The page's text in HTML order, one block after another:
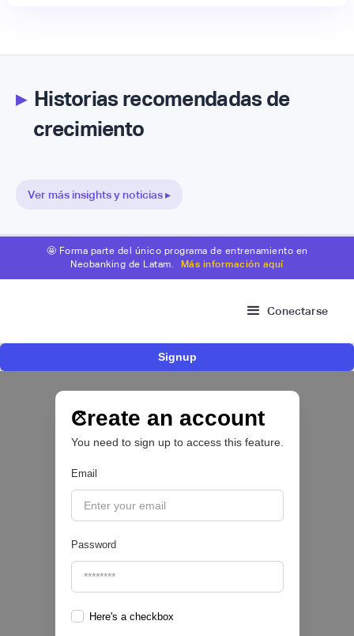
▸Historias recomendadas de
crecimiento
Ver más insights y noticias ▸
🤩 Forma parte del único programa de entrenamiento en
Neobanking de Latam.
Más información aquí
Conectarse
Signup
Create an account
You need to sign up to access this feature.
Email
Password
Here's a checkbox
fraude, identidad e IA que marcarán el futuro
del sector financiero
Sofía Neira Gómez